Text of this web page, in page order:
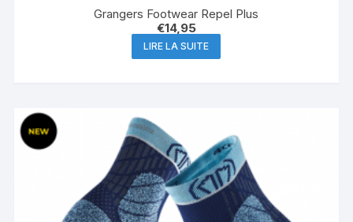
Grangers Footwear Repel Plus
€14,95
LIRE LA SUITE